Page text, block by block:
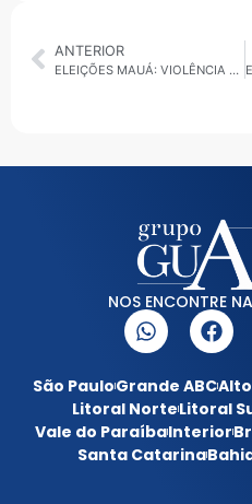
ANTERIOR
ELEIÇÕES MAUÁ: VIOLÊNCIA MARCA RETA FINAL DE CAMPANHA; HOMEM É BRUTALMENTE AGREDIDO NO COMITÊ DE MARCELO OLIVEIRA DO PT
NOS ENCONTRE
São PauloGrande ABC
Litoral NorteLitoral
Vale do ParaíbaInterior
Santa Catarina